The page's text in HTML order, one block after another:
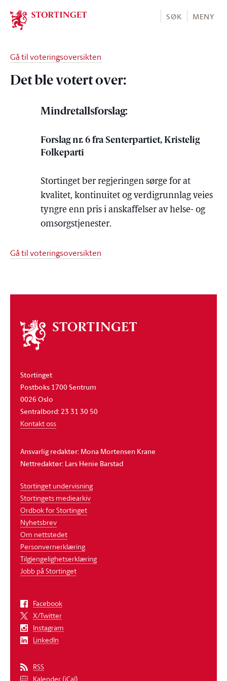
Stortinget.no
SØK MENY
Gå til voteringsoversikten
Det ble votert over:
Mindretallsforslag:
Forslag nr. 6 fra Senterpartiet, Kristelig
Folkeparti
Stortinget ber regjeringen sørge for at
kvalitet, kontinuitet og verdigrunnlag veies
tyngre enn pris i anskaffelser av helse- og
omsorgstjenester.
Gå til voteringsoversikten
Om
stortinget
Stortinget
Postboks 1700 Sentrum
0026 Oslo
Sentralbord: 23 31 30 50
Kontakt oss
Ansvarlig redaktør: Mona Mortensen Krane
Nettredaktør: Lars Henie Barstad
Stortinget undervisning
Stortingets mediearkiv
Ordbok for Stortinget
Nyhetsbrev
Om nettstedet
Personvernerklæring
Tilgjengelighetserklæring
Jobb på Stortinget
Facebook
X/Twitter
Instagram
LinkedIn
RSS
Kalender (iCal)